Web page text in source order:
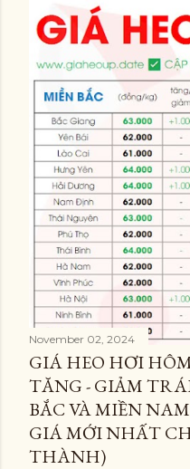
November 02, 2024
GIÁ HEO HƠI
TĂNG - GIẢM
BẮC VÀ MIỀN
GIÁ MỚI NHẤT
THÀNH)